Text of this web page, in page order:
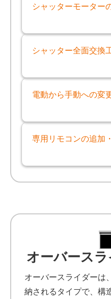
シャッターモーター
シャッター全面交換
電動から手動への変
専用リモコンの追加
オーバース
オーバースライダーは
納されるタイプで、構